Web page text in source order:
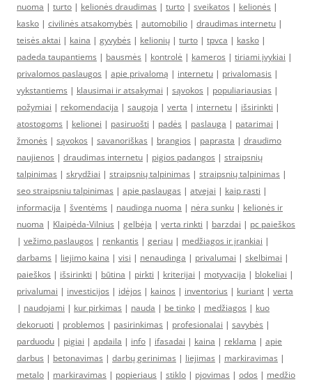
nuoma | turto | kelionės draudimas | turto | sveikatos | kelionės |
kasko | civilinės atsakomybės | automobilio | draudimas internetu |
teisės aktai | kaina | gyvybės | kelionių | turto | tpvca | kasko |
padeda taupantiems | bausmės | kontrolė | kameros | tiriami įvykiai |
privalomos paslaugos | apie privalomą | internetu | privalomasis |
vykstantiems | klausimai ir atsakymai | sąvokos | populiariausias |
požymiai | rekomendacija | saugoja | verta | internetu | išsirinkti |
atostogoms | kelionei | pasiruošti | padės | paslauga | patarimai |
žmonės | sąvokos | savanoriškas | brangios | paprasta | draudimo
naujienos | draudimas internetu | pigios padangos | straipsnių
talpinimas | skrydžiai | straipsnių talpinimas | straipsnių talpinimas |
seo straipsniu talpinimas | apie paslaugas | atvejai | kaip rasti |
informacija | šventėms | naudinga nuoma | nėra sunku | kelionės ir
nuoma | Klaipėda-Vilnius | gelbėja | verta rinkti | barzdai | pc paieškos
| vežimo paslaugos | renkantis | geriau | medžiagos ir įrankiai |
darbams | liejimo kaina | visi | nenaudinga | privalumai | skelbimai |
paieškos | išsirinkti | būtina | pirkti | kriterijai | motyvacija | blokeliai |
privalumai | investicijos | idėjos | kainos | inventorius | kuriant | verta
| naudojami | kur pirkimas | nauda | be tinko | medžiagos | kuo
dekoruoti | problemos | pasirinkimas | profesionalai | savybės |
parduodu | pigiai | apdaila | info | ifasadai | kaina | reklama | apie
darbus | betonavimas | darbų gerinimas | liejimas | markiravimas |
metalo | markiravimas | popieriaus | stiklo | pjovimas | odos | medžio